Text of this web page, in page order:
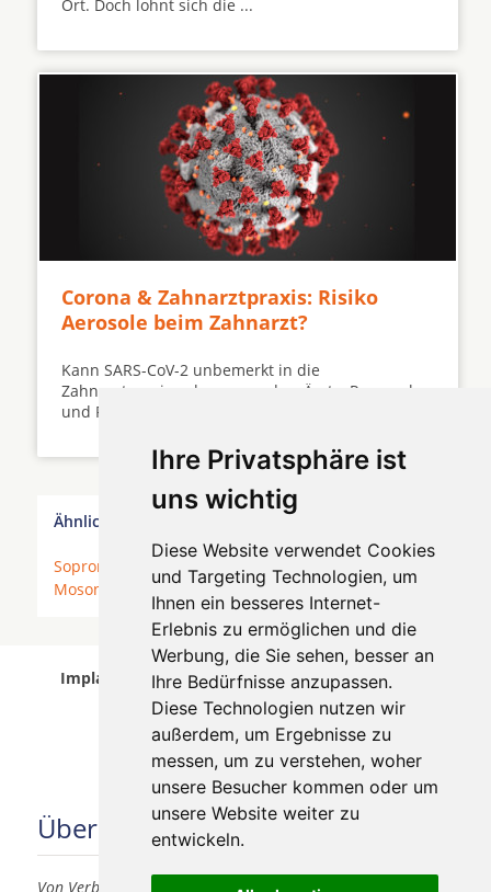
Ihre Privatsphäre ist
uns wichtig
Diese Website verwendet Cookies
und Targeting Technologien, um
Ihnen ein besseres Internet-
Erlebnis zu ermöglichen und die
Werbung, die Sie sehen, besser an
Ihre Bedürfnisse anzupassen.
Diese Technologien nutzen wir
außerdem, um Ergebnisse zu
messen, um zu verstehen, woher
unsere Besucher kommen oder um
unsere Website weiter zu
entwickeln.
Ort. Doch lohnt sich die ...
Corona & Zahnarztpraxis: Risiko
Aerosole beim Zahnarzt?
Kann SARS-CoV-2 unbemerkt in die
Zahnarztpraxis gelangen und so Ärzte, Personal
und Patienten gefährden? ...
Ähnliche Behandler finden:
Sopron * Bük Székesfehérvár
Mosonmagyaróvár *Győr*Budapest*
Implantologen in Győr wurde am 06 August 2026
aktualisiert.
Über uns
Von Verbrauchern für Verbraucher